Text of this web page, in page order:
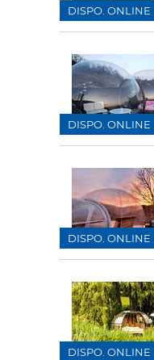
DISPO. ONLINE
DISPO. ONLINE
DISPO. ONLINE
DISPO. ONLINE